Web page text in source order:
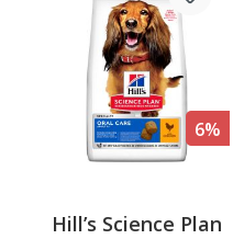
6%
Hill’s Science Plan